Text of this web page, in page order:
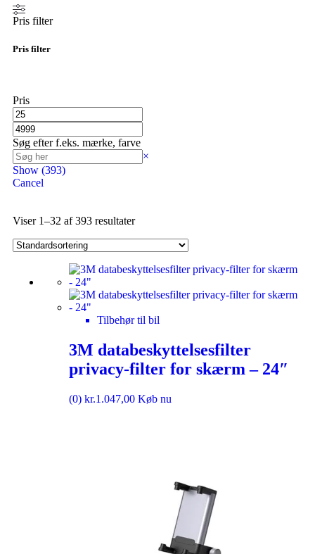
Pris filter
Pris filter
Pris
Søg efter f.eks. mærke, farve
×
Show (393)
Cancel
Viser 1–32 af 393 resultater
Tilbehør til bil
3M databeskyttelsesfilter
privacy-filter for skærm – 24″
(0) kr.1.047,00 Køb nu